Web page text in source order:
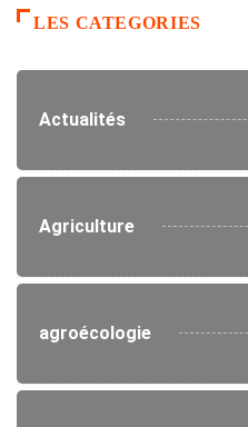
LES CATEGORIES
Actualités
Agriculture
agroécologie